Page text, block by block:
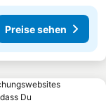
Preise sehen
Du